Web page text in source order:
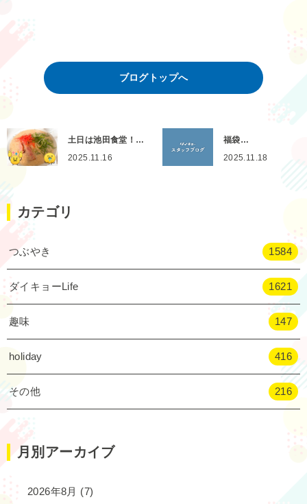
ブログトップへ
土日は池田食堂！…
2025.11.16
福袋…
2025.11.18
カテゴリ
つぶやき 1584
ダイキョーLife 1621
趣味 147
holiday 416
その他 216
月別アーカイブ
2026年8月 (7)